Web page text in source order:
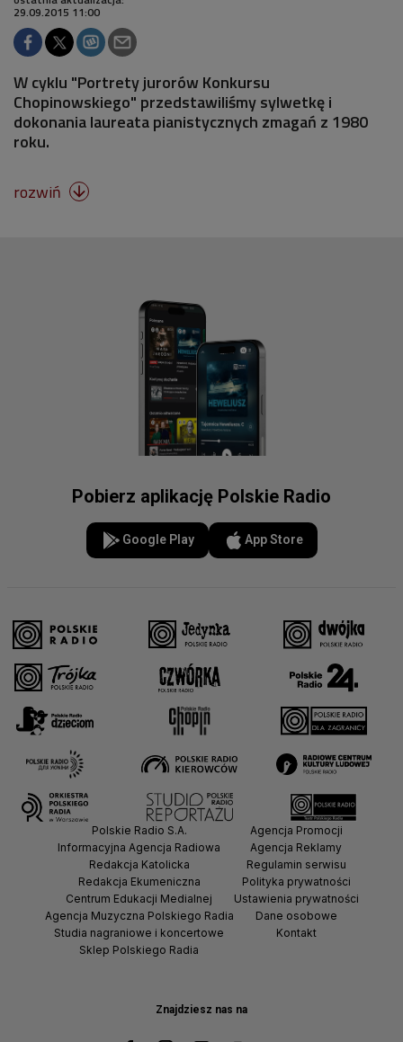
29.09.2015 11:00
W cyklu "Portrety jurorów Konkursu
Chopinowskiego" przedstawiliśmy sylwetkę i
dokonania laureata pianistycznych zmagań z 1980
roku.
rozwiń 
Pobierz aplikację Polskie Radio
Google Play App Store
Znajdziesz nas na
Polskie Radio S.A.
Informacyjna Agencja Radiowa
Redakcja Katolicka
Redakcja Ekumeniczna
Centrum Edukacji Medialnej
Agencja Muzyczna Polskiego Radia
Studia nagraniowe i koncertowe
Sklep Polskiego Radia
Agencja Promocji
Agencja Reklamy
Regulamin serwisu
Polityka prywatności
Ustawienia prywatności
Dane osobowe
Kontakt